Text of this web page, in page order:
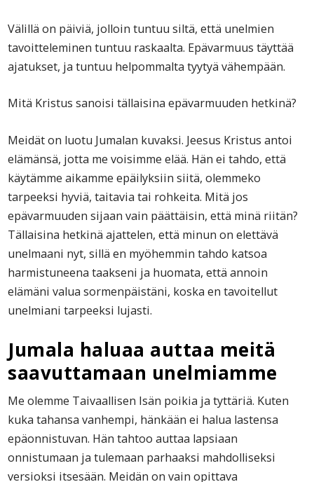
Välillä on päiviä, jolloin tuntuu siltä, että unelmien
tavoitteleminen tuntuu raskaalta. Epävarmuus täyttää
ajatukset, ja tuntuu helpommalta tyytyä vähempään.
Mitä Kristus sanoisi tällaisina epävarmuuden hetkinä?
Meidät on luotu Jumalan kuvaksi. Jeesus Kristus antoi
elämänsä, jotta me voisimme elää. Hän ei tahdo, että
käytämme aikamme epäilyksiin siitä, olemmeko
tarpeeksi hyviä, taitavia tai rohkeita. Mitä jos
epävarmuuden sijaan vain päättäisin, että minä riitän?
Tällaisina hetkinä ajattelen, että minun on elettävä
unelmaani nyt, sillä en myöhemmin tahdo katsoa
harmistuneena taakseni ja huomata, että annoin
elämäni valua sormenpäistäni, koska en tavoitellut
unelmiani tarpeeksi lujasti.
Jumala haluaa auttaa meitä
saavuttamaan unelmiamme
Me olemme Taivaallisen Isän poikia ja tyttäriä. Kuten
kuka tahansa vanhempi, hänkään ei halua lastensa
epäonnistuvan. Hän tahtoo auttaa lapsiaan
onnistumaan ja tulemaan parhaaksi mahdolliseksi
versioksi itsesään. Meidän on vain opittava